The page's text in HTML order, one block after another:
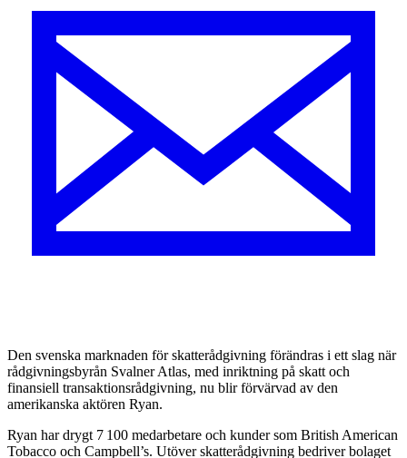
Den svenska marknaden för skatterådgivning förändras i ett slag när
rådgivningsbyrån Svalner Atlas, med inriktning på skatt och
finansiell transaktionsrådgivning, nu blir förvärvad av den
amerikanska aktören Ryan.
Ryan har drygt 7 100 medarbetare och kunder som British American
Tobacco och Campbell’s. Utöver skatterådgivning bedriver bolaget